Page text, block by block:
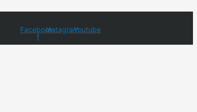
Facebook-
f
InstagramYoutube